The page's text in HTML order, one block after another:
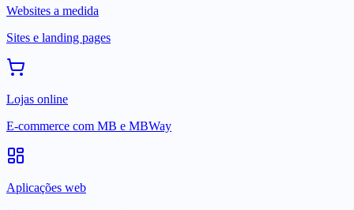
Websites a medida
Sites e landing pages
Lojas online
E-commerce com MB e MBWay
Aplicações web